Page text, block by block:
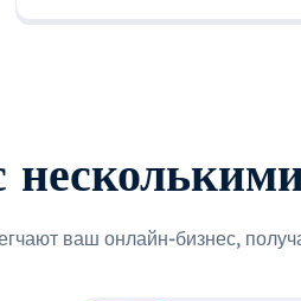
ваш онлайн-бизнес,